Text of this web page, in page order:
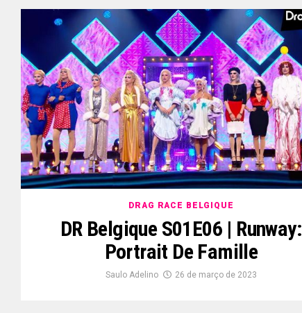
DRAG RACE BELGIQUE
DR Belgique S01E06 | Runway:
Portrait De Famille
Saulo Adelino 26 de março de 2023